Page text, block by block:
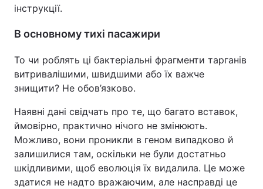
інструкції.
В основному тихі пасажири
То чи роблять ці бактеріальні фрагменти тарганів
витривалішими, швидшими або їх важче
знищити? Не обов’язково.
Наявні дані свідчать про те, що багато вставок,
ймовірно, практично нічого не змінюють.
Можливо, вони проникли в геном випадково й
залишилися там, оскільки не були достатньо
шкідливими, щоб еволюція їх видалила. Це може
здатися не надто вражаючим, але насправді це